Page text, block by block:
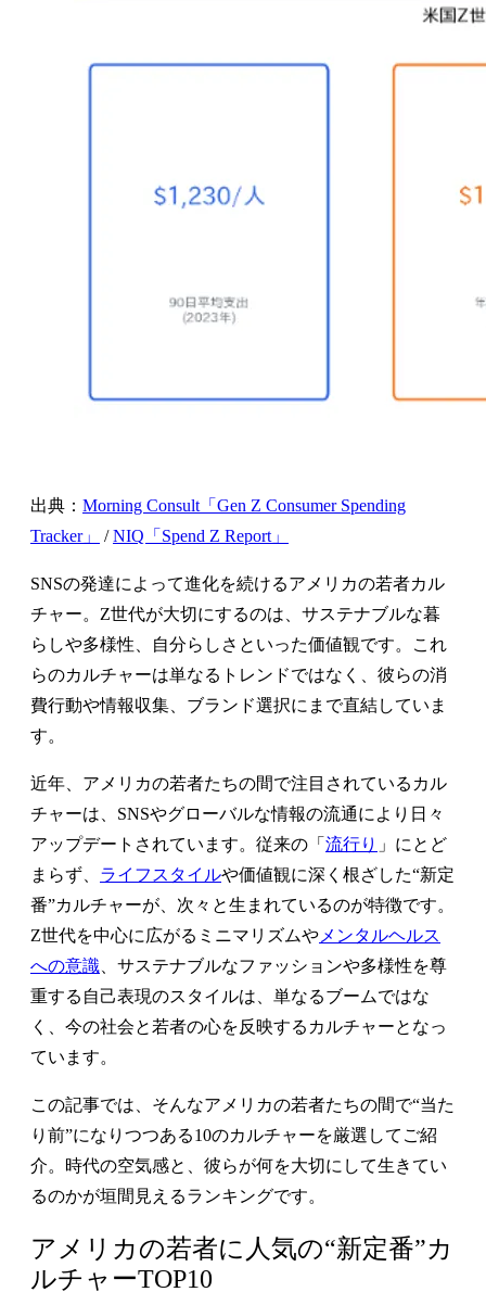
出典： Morning Consult「Gen Z Consumer Spending
Tracker」
/NIQ「Spend Z Report」
SNSの発達によって進化を続けるアメリカの若者カル
チャー。Z世代が大切にするのは、サステナブルな暮
らしや多様性、自分らしさといった価値観です。これ
らのカルチャーは単なるトレンドではなく、彼らの消
費行動や情報収集、ブランド選択にまで直結していま
す。
近年、アメリカの若者たちの間で注目されているカル
チャーは、SNSやグローバルな情報の流通により日々
アップデートされています。従来の「 流行り 」にとど
まらず、 ライフスタイルや価値観に深く根ざした“新定
番”カルチャーが、次々と生まれているのが特徴です。
Z世代を中心に広がるミニマリズムや メンタルヘルス
への意識 、サステナブルなファッションや多様性を尊
重する自己表現のスタイルは、単なるブームではな
く、今の社会と若者の心を反映するカルチャーとなっ
ています。
この記事では、そんなアメリカの若者たちの間で“当た
り前”になりつつある10のカルチャーを厳選してご紹
介。時代の空気感と、彼らが何を大切にして生きてい
るのかが垣間見えるランキングです。
アメリカの若者に人気の“新定番”カ
ルチャーTOP10